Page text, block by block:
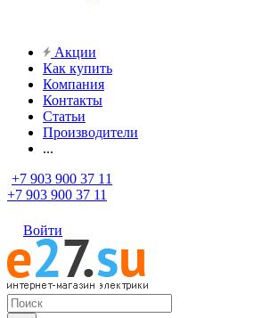
Акции
Как купить
Компания
Контакты
Статьи
Производители
...
+7 903 900 37 11
+7 903 900 37 11
Войти